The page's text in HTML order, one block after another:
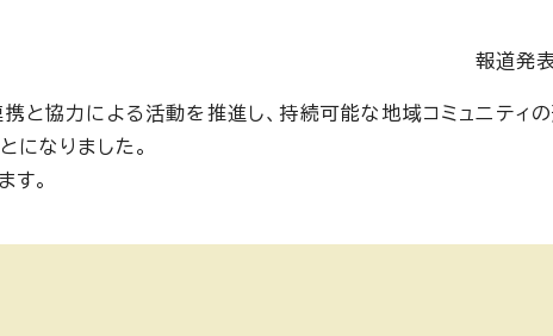
報道発
と協力による活動を推進し、持続可能な地域コミュニティ
になりました。
す。